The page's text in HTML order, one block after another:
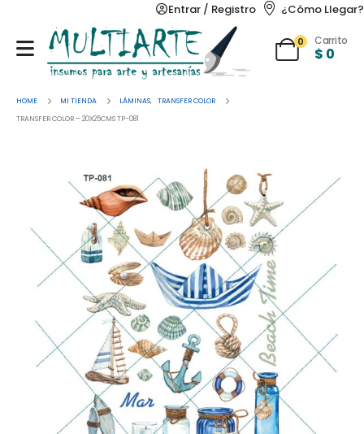
Entrar / Registro ¿Cómo Llegar?
0 Carrito
$ 0
HOME MI TIENDA LÁMINAS, TRANSFER COLOR
TRANSFER COLOR – 20X25CMS TP-081